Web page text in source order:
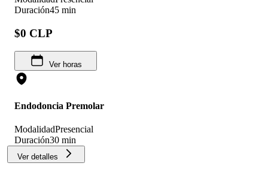
Duración45 min
$0 CLP
Ver horas
Endodoncia Premolar
ModalidadPresencial
Duración30 min
Ver detalles